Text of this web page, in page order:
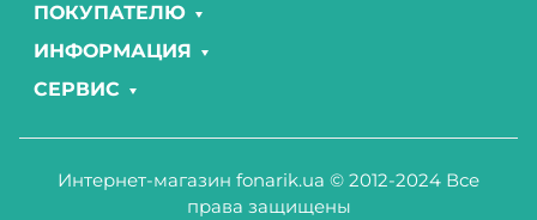
ПОКУПАТЕЛЮ
ИНФОРМАЦИЯ
СЕРВИС
Интернет-магазин fonarik.ua © 2012-2024 Все
права защищены